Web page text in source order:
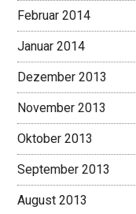
Februar 2014
Januar 2014
Dezember 2013
November 2013
Oktober 2013
September 2013
August 2013